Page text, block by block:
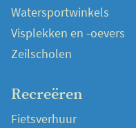
Watersportwinkels
Visplekken en -oevers
Zeilscholen
Recreëren
Fietsverhuur